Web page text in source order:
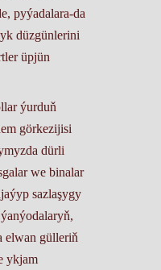
pyýadalara-da
düzgünlerini
üpjün
ýurduň
görkezijisi
dürli
we binalar
sazlaşygy
elwan gülleriň
ykjam